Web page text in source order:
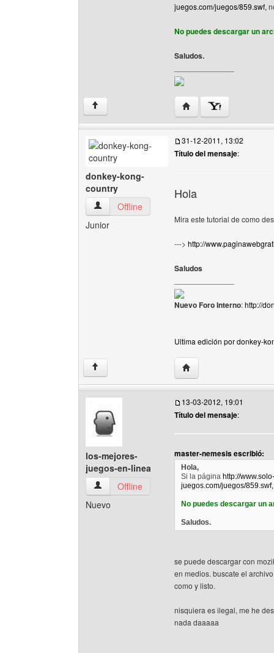
juegos.com/juegos/859.swf,
No puedes descargar un
Saludos.
↑ Visitar sitio web del
donkey-kong-
country
donkey-kong-country Ver perfil del usuario
Offline
Junior
31-12-2011, 13:02
Título del mensaje:
Hola
Mira este tutorial de como
---> http://
Saludos
Nuevo Foro Interno:http://
Ultima edición por donkey-
↑ Visitar sitio web del
los-mejores-
juegos-en-linea
los-mejores-juegos-en-linea Ver perfil del
Offline
Nuevo
13-03-2012, 19:01
Título del mensaje:
master-nemesis escribió:
Hola,
Si la página http://
juegos.com/juegos/859.swf,
No puedes descargar un
Saludos.
se puede descargar con
en medios. buscate el
como y listo.
nisquiera es ilegal, me he
nada daaaaa